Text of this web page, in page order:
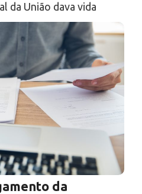
da União dava vida
da